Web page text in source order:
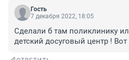
Гость
7 декабря 2022, 18:05
Сделали б там поликлинику
детский досуговый центр !